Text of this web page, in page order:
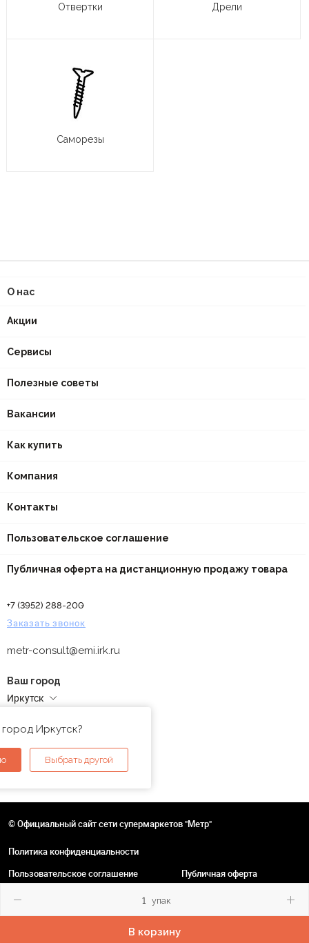
упак
В корзину
Отвертки Дрели
Саморезы
О нас
Акции
Сервисы
Полезные советы
Вакансии
Как купить
Компания
Контакты
Пользовательское соглашение
Публичная оферта на дистанционную продажу товара
+7 (3952) 288-200
Заказать звонок
metr-consult@emi.irk.ru
Ваш город
Иркутск
Иркутск?
Выбрать другой
© Официальный сайт сети супермаркетов "Метр"
Политика конфиденциальности
Пользовательское соглашение
Публичная оферта